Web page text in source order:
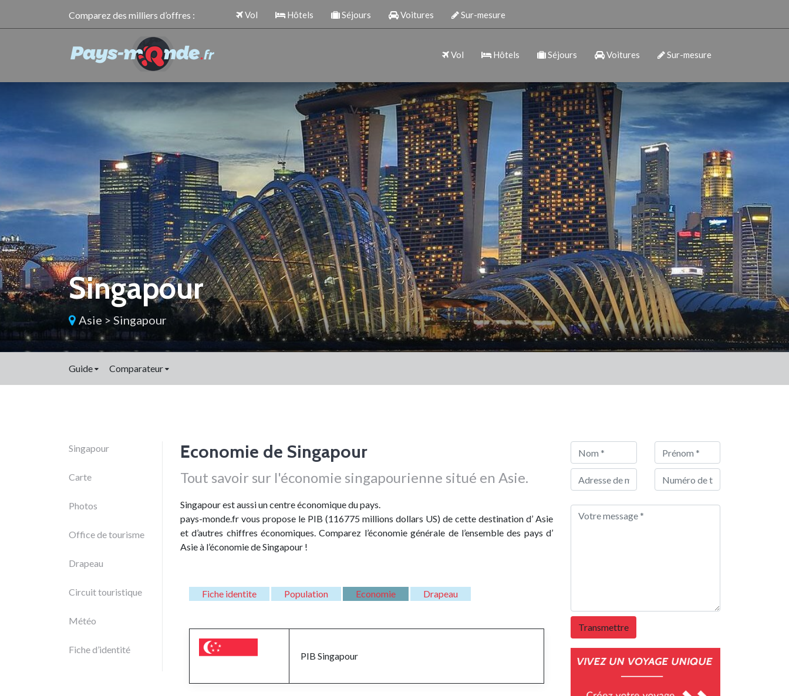
Comparez des milliers d’offres : Vol Hôtels Séjours Voitures Sur-mesure
Vol Hôtels Séjours Voitures Sur-mesure
Singapour
Asie > Singapour
Guide Comparateur
Singapour
Carte
Photos
Office de tourisme
Drapeau
Circuit touristique
Météo
Fiche d’identité
Economie de Singapour
Tout savoir sur l'économie singapourienne situé en Asie.
Singapour est aussi un centre économique du pays.
pays-monde.fr vous propose le PIB (116775 millions dollars US) de cette destination d’ Asie
et d’autres chiffres économiques. Comparez l’économie générale de l’ensemble des pays d’
Asie à l’économie de Singapour !
Fiche identite Population Economie Drapeau
PIB Singapour